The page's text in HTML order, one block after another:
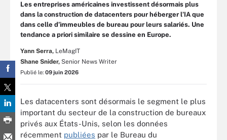
Les entreprises américaines investissent désormais plus
dans la construction de datacenters pour héberger l’IA que
dans celle d’immeubles de bureau pour leurs salariés. Une
tendance a priori similaire se dessine en Europe.
Yann Serra, LeMagIT
Shane Snider, Senior News Writer
Publié le: 09 juin 2026
Les datacenters sont désormais le segment le plus
important du secteur de la construction de bureaux
privés aux États-Unis, selon les données
récemment publiées par le Bureau du